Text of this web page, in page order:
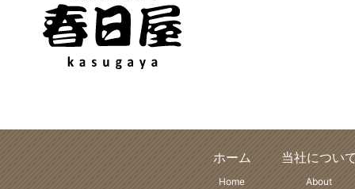
ホーム
Home
当社につい
About